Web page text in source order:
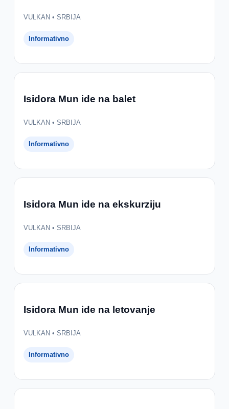
VULKAN • SRBIJA
Informativno
Isidora Mun ide na balet
VULKAN • SRBIJA
Informativno
Isidora Mun ide na ekskurziju
VULKAN • SRBIJA
Informativno
Isidora Mun ide na letovanje
VULKAN • SRBIJA
Informativno